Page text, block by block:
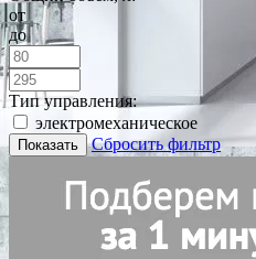
от
до
Тип управления:
электромеханическое
Показать Сбросить фильтр